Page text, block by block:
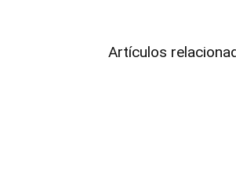
Artículos